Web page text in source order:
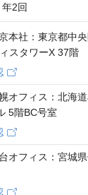
2回
本社：東京都中
スタワーX 37階
オフィス：北海
5階BC号室
オフィス：宮城